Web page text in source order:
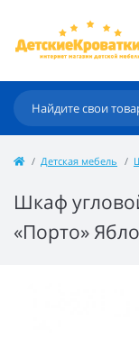
Детская мебель
Шкаф
«Порто»